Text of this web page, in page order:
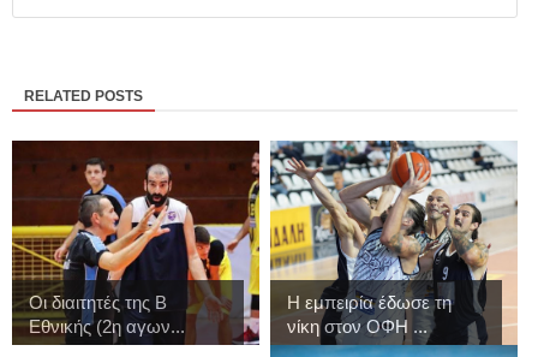
RELATED POSTS
Οι διαιτητές της Β
Εθνικής (2η αγων...
Η εμπειρία έδωσε τη
νίκη στον ΟΦΗ ...